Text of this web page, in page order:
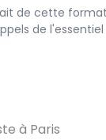
de cette
de l'essentiel
à Paris